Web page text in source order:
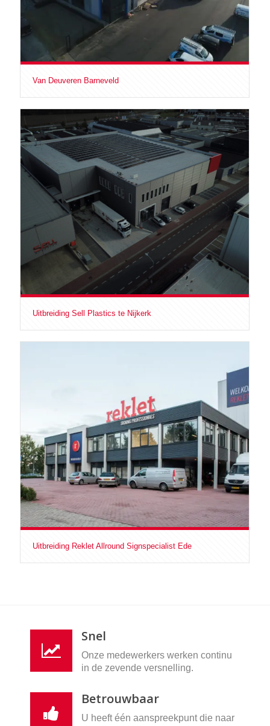
Van Deuveren Barneveld
Uitbreiding Sell Plastics te Nijkerk
Uitbreiding Reklet Allround Signspecialist Ede
Snel
Onze medewerkers werken continu
in de zevende versnelling.
Betrouwbaar
U heeft één aanspreekpunt die naar